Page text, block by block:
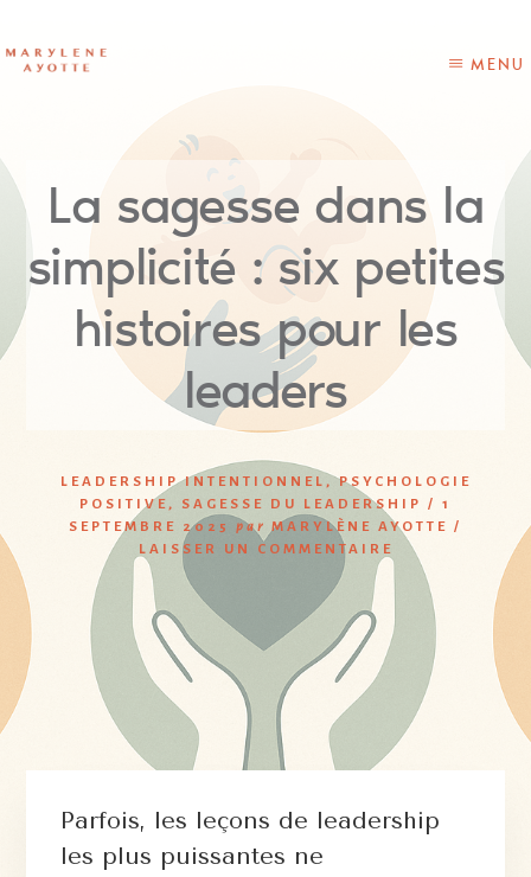
content
primary
MENU
La sagesse dans la
simplicité : six petites
histoires pour les
leaders
LEADERSHIP INTENTIONNEL ,PSYCHOLOGIE
POSITIVE , SAGESSE DU LEADERSHIP /
1
SEPTEMBRE 2025
par MARYLÈNE AYOTTE /
LAISSER UN COMMENTAIRE
Parfois, les leçons de leadership
les plus puissantes ne